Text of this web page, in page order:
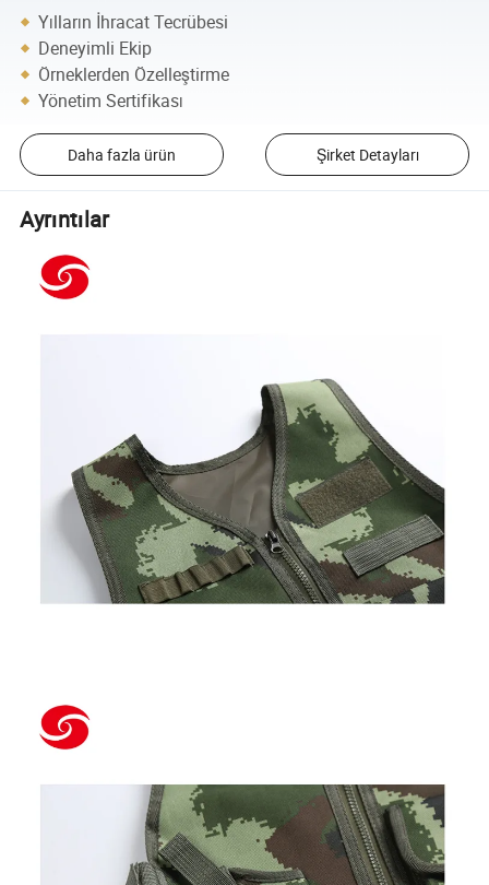
Yılların İhracat Tecrübesi
Deneyimli Ekip
Örneklerden Özelleştirme
Yönetim Sertifikası
Daha fazla ürün Şirket Detayları
Ayrıntılar